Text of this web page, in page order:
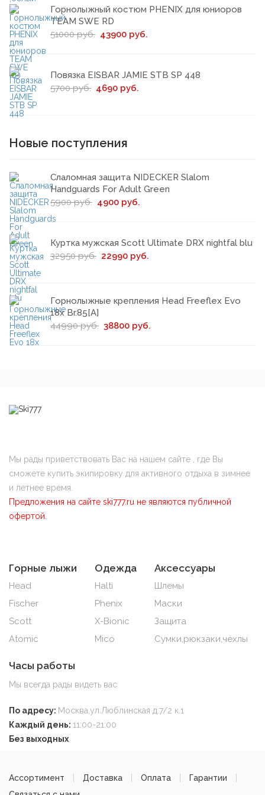
Горнолыжный костюм PHENIX для юниоров
TEAM SWE RD
51000 руб. 43900 руб.
Повязка EISBAR JAMIE STB SP 448
5700 руб. 4690 руб.
Новые поступления
Слаломная защита NIDECKER Slalom
Handguards For Adult Green
5900 руб. 4900 руб.
Куртка мужская Scott Ultimate DRX nightfal blu
32950 руб. 22990 руб.
Горнолыжные крепления Head Freeflex Evo
18x Br.85[A]
44990 руб. 38800 руб.
Мы рады приветствовать Вас на нашем сайте , где Вы
сможете купить экипировку для активного отдыха в зимнее
и летнее время.
Предложения на сайте ski777.ru не являются публичной
офертой.
Горные лыжи
Head
Fischer
Scott
Atomic
Одежда
Halti
Phenix
X-Bionic
Mico
Аксессуары
Шлемы
Маски
Защита
Сумки,рюкзаки,чехлы
Часы работы
Мы всегда рады видеть вас
По адресу: Москва,ул.Люблинская д.7/2 к.1
Каждый день: 11:00-21:00
Без выходных
Ассортимент Доставка Оплата
Гарантии